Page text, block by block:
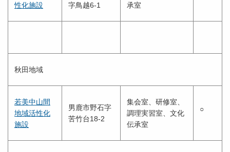
性化施設
字鳥越6-1
承室
秋田地域
若美中山間
地域活性化
施設
男鹿市野石字
苦竹台18-2
集会室、研修室、
調理実習室、文化
伝承室
○